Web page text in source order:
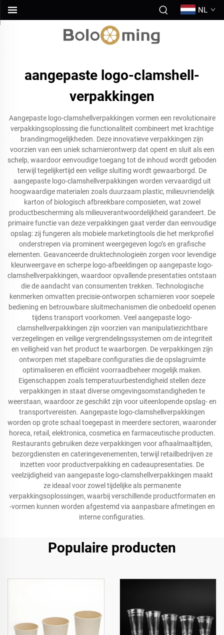
NL
aangepaste logo-clamshell-
verpakkingen
Aangepaste logo-clamshellverpakkingen vormen een revolutionaire
verpakkingsoplossing die functionaliteit combineert met krachtige
brandingmogelijkheden. Deze innovatieve verpakkingen zijn
voorzien van een uniek scharnierontwerp dat opent en sluit als een
schelp, waardoor eenvoudige toegang tot de inhoud wordt geboden
terwijl tegelijkertijd een veilige sluiting wordt gewaarborgd. De
aangepaste logo-clamshellverpakkingen worden vervaardigd uit
hoogwaardige materialen zoals duurzaam plastic, milieuvriendelijk
karton of biologisch afbreekbare composieten, wat zowel
productbescherming als milieuverantwoordelijkheid garandeert. De
primaire functie van deze verpakkingen gaat verder dan eenvoudige
opslag: zij fungeren als mobiele marketingtools die het merkprofiel
onderstrepen via prominent weergegeven logo’s en grafische
elementen. Geavanceerde druktechnologieën zorgen voor levendige
kleurweergave en scherpe logo-afbeeldingen op aangepaste logo-
clamshellverpakkingen, waardoor opvallende presentaties ontstaan
die de aandacht van consumenten trekken. Technologische
kenmerken omvatten precisie-ontworpen scharnieren voor soepele
bediening en betrouwbare sluitmechanismen die onbedoeld openen
tijdens transport voorkomen. Veel aangepaste logo-
clamshellverpakkingen zijn voorzien van manipulatiezichtbare
verzegelingen en veilige vergrendelingssystemen om de integriteit
en veiligheid van het product te waarborgen. De verpakkingen zijn
ontworpen met stapelbare configuraties die de opslagruimte
optimaliseren en efficiënt voorraadbeheer mogelijk maken.
Eigenschappen zoals temperatuurbestendigheid stellen deze
verpakkingen in staat diverse omgevingsomstandigheden te
weerstaan, waardoor ze geschikt zijn voor uiteenlopende opslag- en
transportvereisten. Aangepaste logo-clamshellverpakkingen
worden op grote schaal toegepast in meerdere sectoren, waaronder
horeca, retail, elektronica, cosmetica en farmaceutische producten.
Restaurants gebruiken deze verpakkingen voor afhaalmaaltijden,
bezorgdiensten en cateringevenementen, terwijl retailbedrijven ze
inzetten voor productverpakking en cadeaupresentaties. De
veelzijdigheid van aangepaste logo-clamshellverpakkingen maakt
ze ideaal voor zowel tijdelijke als permanente
verpakkingsoplossingen, waarbij verschillende productformaten en
-vormen kunnen worden afgestemd via aanpasbare afmetingen en
interne configuraties.
Populaire producten